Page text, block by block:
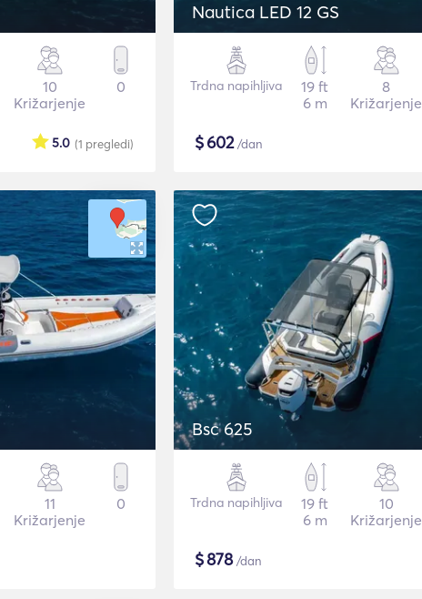
10
Križarjenje
0
(1 pregledi)
5.0
Nautica LED 12 GS
Trdna napihljiva
19 ft
6 m
8
Križarjenje
$602/dan
11
Križarjenje
0
Bsc 625
Trdna napihljiva
19 ft
6 m
10
Križarjenje
$878/dan